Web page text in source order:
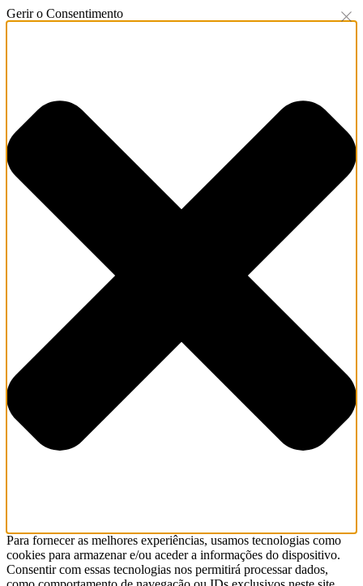
Gerir o Consentimento
Para fornecer as melhores experiências, usamos tecnologias como
cookies para armazenar e/ou aceder a informações do dispositivo.
Consentir com essas tecnologias nos permitirá processar dados,